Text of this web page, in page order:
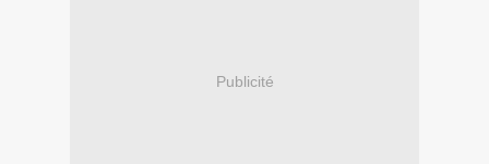
Publicité